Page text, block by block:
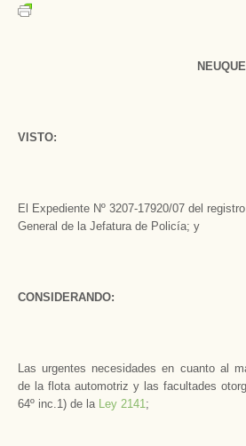
VISTO:
El Expediente Nº 3207-17920/07 del
General de la Jefatura de Policía; y
CONSIDERANDO:
Las urgentes necesidades en cuanto al
de la flota automotriz y las facultades
64º inc.1) de la Ley 2141;